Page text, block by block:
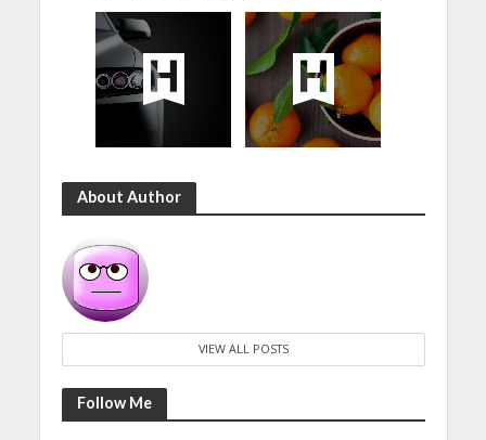
About Author
VIEW ALL POSTS
Follow Me